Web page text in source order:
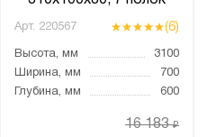
Арт. 220567 (6)
Высота, мм
3100
Ширина, мм
700
Глубина, мм
600
16 183₽